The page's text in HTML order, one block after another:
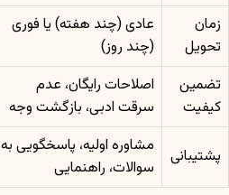
زمان
تحویل
عادی (چند هفته) یا فوری
(چند روز)
تضمین
کیفیت
اصلاحات رایگان، عدم
سرقت ادبی، بازگشت وجه
پشتیبانی
مشاوره اولیه، پاسخگویی به
سوالات، راهنمایی